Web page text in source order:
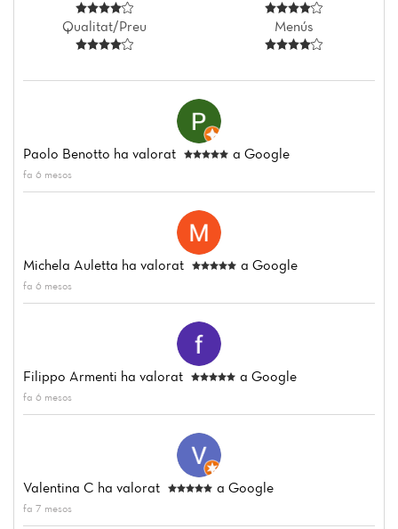
Qualitat/Preu Menús
Paolo Benotto ha valorat a Google
fa 6 mesos
Michela Auletta ha valorat a Google
fa 6 mesos
Filippo Armenti ha valorat a Google
fa 6 mesos
Valentina C ha valorat a Google
fa 7 mesos